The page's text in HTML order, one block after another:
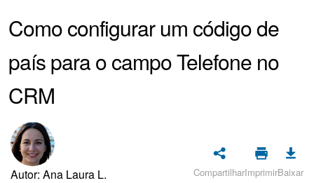
Suporte do Bitrix24
Segurança
Como configurar um código de
país para o campo Telefone no
CRM
Autor: Ana Laura L. CompartilharImprimirBaixar